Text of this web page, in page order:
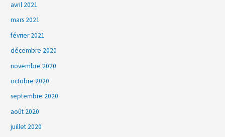
avril 2021
mars 2021
février 2021
décembre 2020
novembre 2020
octobre 2020
septembre 2020
août 2020
juillet 2020